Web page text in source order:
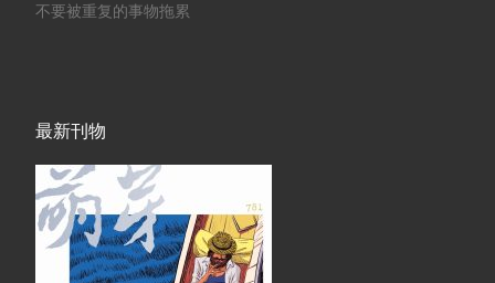
不要被重复的事物拖累
最新刊物